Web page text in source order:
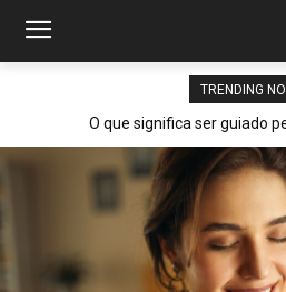
TRENDING
O que significa ser guiado